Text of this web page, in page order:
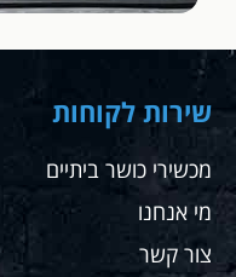
שירות לקוחות
מכשירי כושר ביתיים
מי אנחנו
צור קשר